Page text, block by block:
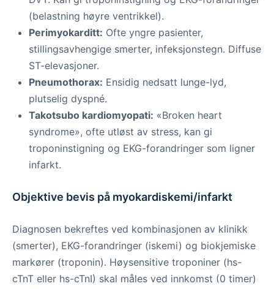
(belastning høyre ventrikkel).
Perimyokarditt: Ofte yngre pasienter,
stillingsavhengige smerter, infeksjonstegn. Diffuse
ST-elevasjoner.
Pneumothorax: Ensidig nedsatt lunge-lyd,
plutselig dyspné.
Takotsubo kardiomyopati: «Broken heart
syndrome», ofte utløst av stress, kan gi
troponinstigning og EKG-forandringer som ligner
infarkt.
Objektive bevis på myokardiskemi/infarkt
Diagnosen bekreftes ved kombinasjonen av klinikk
(smerter), EKG-forandringer (iskemi) og biokjemiske
markører (troponin). Høysensitive troponiner (hs-
cTnT eller hs-cTnI) skal måles ved innkomst (0 timer)